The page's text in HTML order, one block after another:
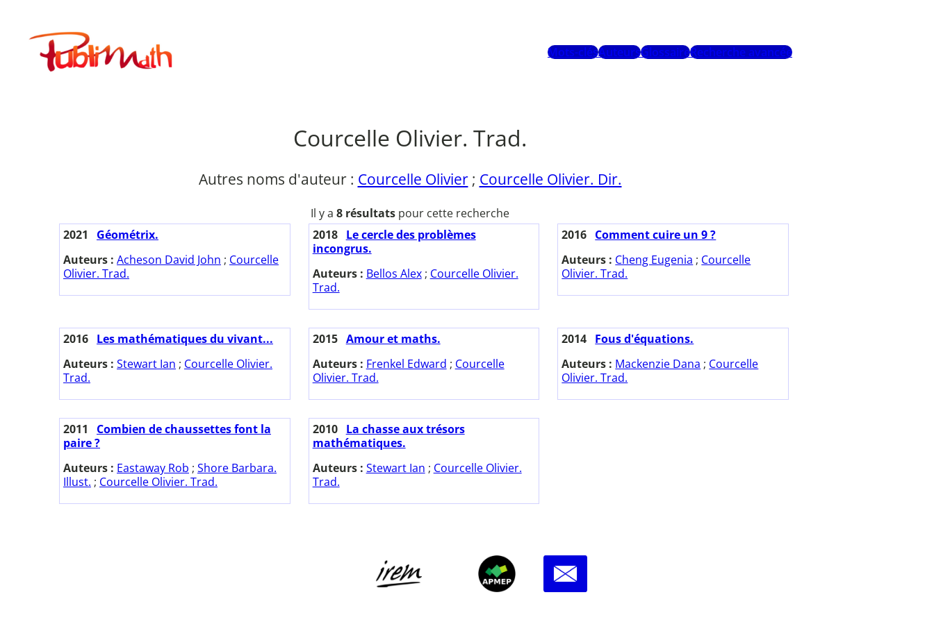
contenuPublimath
Mots-clésAuteursGlossaireRecherche avancée
Courcelle Olivier. Trad.
Autres noms d'auteur : Courcelle Olivier; Courcelle Olivier. Dir.
Il y a 8 résultats pour cette recherche
2021
Géométrix.
Auteurs : Acheson David John ; Courcelle
Olivier. Trad.
2018
Le cercle des problèmes
incongrus.
Auteurs : Bellos Alex; Courcelle Olivier.
Trad.
2016 Comment cuire un 9 ?
Auteurs : Cheng Eugenia ; Courcelle
Olivier. Trad.
2016 Les mathématiques du vivant...
Auteurs : Stewart Ian ; Courcelle Olivier.
Trad.
2015 Amour et maths.
Auteurs : Frenkel Edward ; Courcelle
Olivier. Trad.
2014 Fous d'équations.
Auteurs : Mackenzie Dana ; Courcelle
Olivier. Trad.
2011
Combien de chaussettes font la
paire ?
Auteurs : Eastaway Rob ; Shore Barbara.
Illust. ; Courcelle Olivier. Trad.
2010
La chasse aux trésors
mathématiques.
Auteurs : Stewart Ian ; Courcelle Olivier.
Trad.